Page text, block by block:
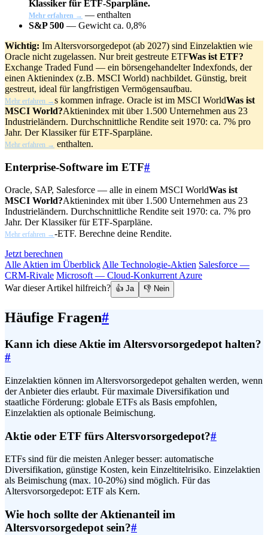
Klassiker für ETF-Sparpläne.
Mehr erfahren → — enthalten
S&P 500 — Gewicht ca. 0,8%
Wichtig: Im Altersvorsorgedepot (ab 2027) sind Einzelaktien wie
Oracle nicht zugelassen. Nur breit gestreute ETFWas ist ETF?
Exchange Traded Fund — ein börsengehandelter Indexfonds, der
einen Aktienindex (z.B. MSCI World) nachbildet. Günstig, breit
gestreut, ideal für langfristigen Vermögensaufbau.
Mehr erfahren →s kommen infrage. Oracle ist im MSCI WorldWas ist
MSCI World?Aktienindex mit über 1.500 Unternehmen aus 23
Industrieländern. Durchschnittliche Rendite seit 1970: ca. 7% pro
Jahr. Der Klassiker für ETF-Sparpläne.
Mehr erfahren → enthalten.
Enterprise-Software im ETF#
Oracle, SAP, Salesforce — alle in einem MSCI WorldWas ist
MSCI World?Aktienindex mit über 1.500 Unternehmen aus 23
Industrieländern. Durchschnittliche Rendite seit 1970: ca. 7% pro
Jahr. Der Klassiker für ETF-Sparpläne.
Mehr erfahren →-ETF. Berechne deine Rendite.
Jetzt berechnen
Alle Aktien im Überblick Alle Technologie-Aktien Salesforce —
CRM-Rivale Microsoft — Cloud-Konkurrent Azure
War dieser Artikel hilfreich? 👍 Ja 👎 Nein
Häufige Fragen#
Kann ich diese Aktie im Altersvorsorgedepot halten?
#
Einzelaktien können im Altersvorsorgedepot gehalten werden, wenn
der Anbieter dies erlaubt. Für maximale Diversifikation und
staatliche Förderung: globale ETFs als Basis empfohlen,
Einzelaktien als optionale Beimischung.
Aktie oder ETF fürs Altersvorsorgedepot?#
ETFs sind für die meisten Anleger besser: automatische
Diversifikation, günstige Kosten, kein Einzeltitelrisiko. Einzelaktien
als Beimischung (max. 10-20%) sind möglich. Für das
Altersvorsorgedepot: ETF als Kern.
Wie hoch sollte der Aktienanteil im
Altersvorsorgedepot sein?#